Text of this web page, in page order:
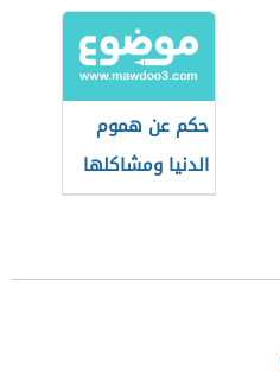
حكم عن هموم
الدنيا ومشاكلها